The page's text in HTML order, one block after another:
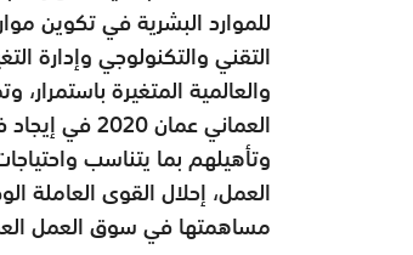
للموارد البشرية في تكوين
التقني والتكنولوجي وإدارة
والعالمية المتغيرة
العماني
وتأهيلهم بما يتناسب
العمل، إحلال القوى العاملة
مساهمتها في سوق العمل